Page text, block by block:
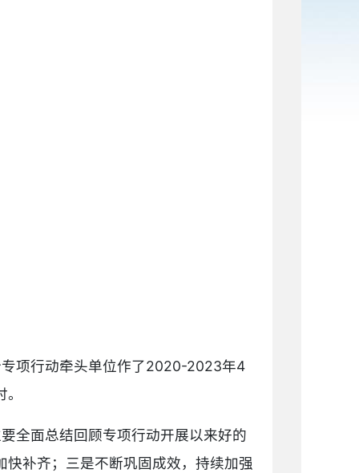
项行动牵头单位作了2020-2023年4
全面总结回顾专项行动开展以来好的
补齐；三是不断巩固成效，持续加强